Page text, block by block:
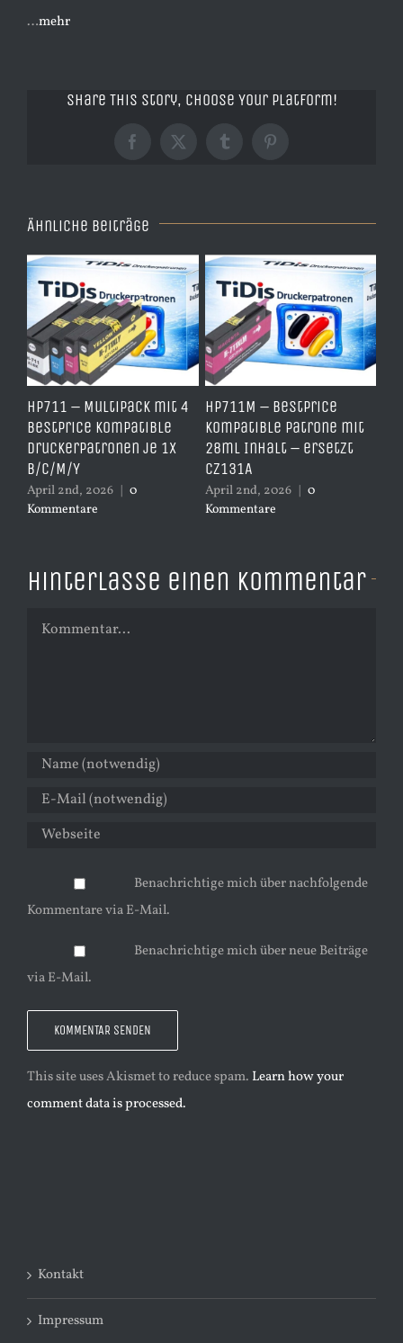
…mehr
Share This Story, Choose Your Platform!
Facebook
X TumblrPinterest
Ähnliche Beiträge
HP711 – Multipack mit 4
BestPrice kompatible
Druckerpatronen je 1x
B/C/M/Y
April 2nd, 2026
0
Kommentare
HP711M – BestPrice
kompatible Patrone mit
28ml Inhalt – ersetzt
CZ131A
April 2nd, 2026
0
Kommentare
Hinterlasse einen Kommentar
Kommentar
Benachrichtige mich über nachfolgende
Kommentare via E-Mail.
Benachrichtige mich über neue Beiträge
via E-Mail.
This site uses Akismet to reduce spam. Learn how your
comment data is processed.
Kontakt
Impressum